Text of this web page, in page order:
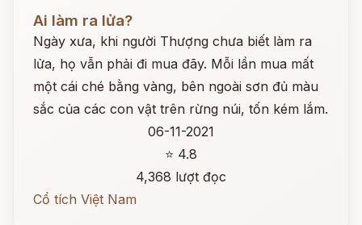
Ai làm ra lửa?
Ngày xưa, khi người Thượng chưa biết làm ra
lửa, họ vẫn phải đi mua đãy. Mỗi lần mua mất
một cái ché bằng vàng, bên ngoài sơn đủ màu
sắc của các con vật trên rừng núi, tốn kém lắm.
06-11-2021
⭐ 4.8
4,368 lượt đọc
Cổ tích Việt Nam